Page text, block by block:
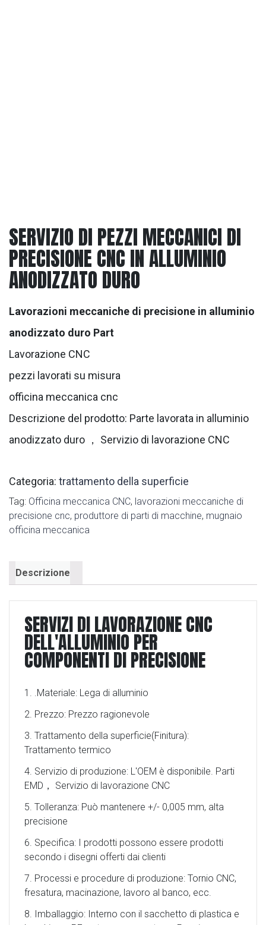
SERVIZIO DI PEZZI MECCANICI DI
PRECISIONE CNC IN ALLUMINIO
ANODIZZATO DURO
Lavorazioni meccaniche di precisione in alluminio
anodizzato duro Part
Lavorazione CNC
pezzi lavorati su misura
officina meccanica cnc
Descrizione del prodotto: Parte lavorata in alluminio
anodizzato duro ， Servizio di lavorazione CNC
Categoria: trattamento della superficie
Tag: Officina meccanica CNC, lavorazioni meccaniche di
precisione cnc, produttore di parti di macchine, mugnaio
officina meccanica
Descrizione
SERVIZI DI LAVORAZIONE CNC
DELL'ALLUMINIO PER
COMPONENTI DI PRECISIONE
1. .Materiale: Lega di alluminio
2. Prezzo: Prezzo ragionevole
3. Trattamento della superficie(Finitura):
Trattamento termico
4. Servizio di produzione: L'OEM è disponibile. Parti
EMD， Servizio di lavorazione CNC
5. Tolleranza: Può mantenere +/- 0,005 mm, alta
precisione
6. Specifica: I prodotti possono essere prodotti
secondo i disegni offerti dai clienti
7. Processi e procedure di produzione: Tornio CNC,
fresatura, macinazione, lavoro al banco, ecc.
8. Imballaggio: Interno con il sacchetto di plastica e